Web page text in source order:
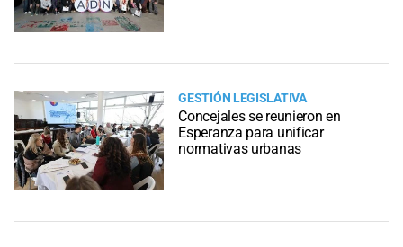
GESTIÓN LEGISLATIVA
Concejales se reunieron en
Esperanza para unificar
normativas urbanas